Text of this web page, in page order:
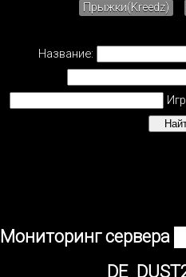
Прыжки(Kreedz)
Название:
Мониторинг сервера